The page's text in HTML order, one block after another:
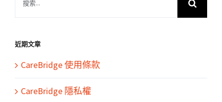
果：
近期文章
CareBridge 使用條款
CareBridge 隱私權